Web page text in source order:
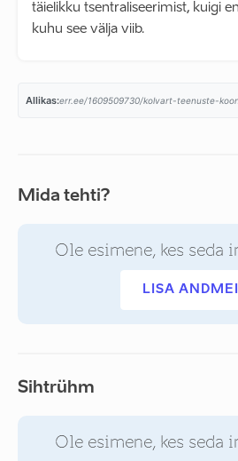
täielikku tsentraliseerimist, kuigi
kuhu see välja viib.
Allikas:
Mida tehti?
Ole esimene, kes seda
LISA
Sihtrühm
Ole esimene, kes seda